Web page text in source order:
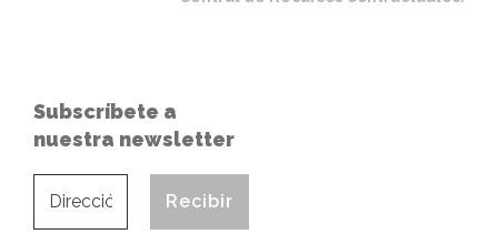
Subscríbete a
nuestra newsletter